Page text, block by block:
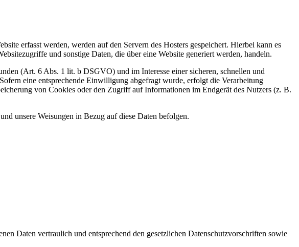
erfasst werden, werden auf den Servern des Hosters gespeichert. Hierbei kann es
und sonstige Daten, die über eine Website generiert werden, handeln.
(Art. 6 Abs. 1 lit. b DSGVO) und im Interesse einer sicheren, schnellen und
eine entsprechende Einwilligung abgefragt wurde, erfolgt die Verarbeitung
von Cookies oder den Zugriff auf Informationen im Endgerät des Nutzers (z. B.
unsere Weisungen in Bezug auf diese Daten befolgen.
Daten vertraulich und entsprechend den gesetzlichen Datenschutzvorschriften sowie